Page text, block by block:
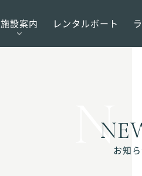
施設案内 レンタルボート
お知